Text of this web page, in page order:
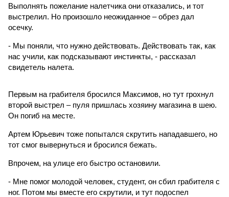
Выполнять пожелание налетчика они отказались, и тот
выстрелил. Но произошло неожиданное – обрез дал
осечку.
- Мы поняли, что нужно действовать. Действовать так, как
нас учили, как подсказывают инстинкты, - рассказал
свидетель налета.
Первым на грабителя бросился Максимов, но тут грохнул
второй выстрел – пуля пришлась хозяину магазина в шею.
Он погиб на месте.
Артем Юрьевич тоже попытался скрутить нападавшего, но
тот смог вывернуться и бросился бежать.
Впрочем, на улице его быстро остановили.
- Мне помог молодой человек, студент, он сбил грабителя с
ног. Потом мы вместе его скрутили, и тут подоспел